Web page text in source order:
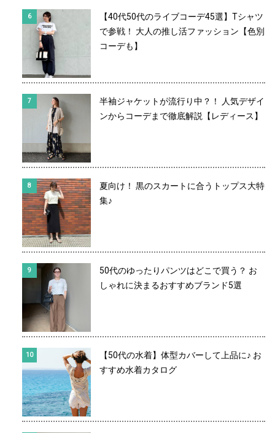
【40代50代のライブコーデ45選】Tシャツ
で参戦！ 大人の推し活ファッション【色別
コーデも】
半袖ジャケットが流行り中？！ 人気デザイ
ンからコーデまで徹底解説【レディース】
夏向け！ 黒のスカートに合うトップス大特
集♪
50代のゆったりパンツはどこで買う？ お
しゃれに決まるおすすめブランド5選
【50代の水着】体型カバーして上品に♪ お
すすめ水着カタログ